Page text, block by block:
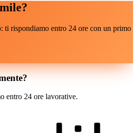
ti rispondiamo entro 24 ore con un primo
entro 24 ore lavorative.